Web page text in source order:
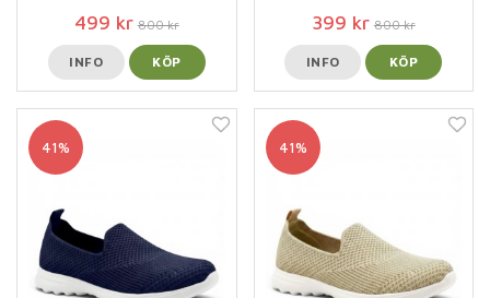
499 kr 800 kr
INFO KÖP
399 kr 800 kr
INFO KÖP
41% 41%